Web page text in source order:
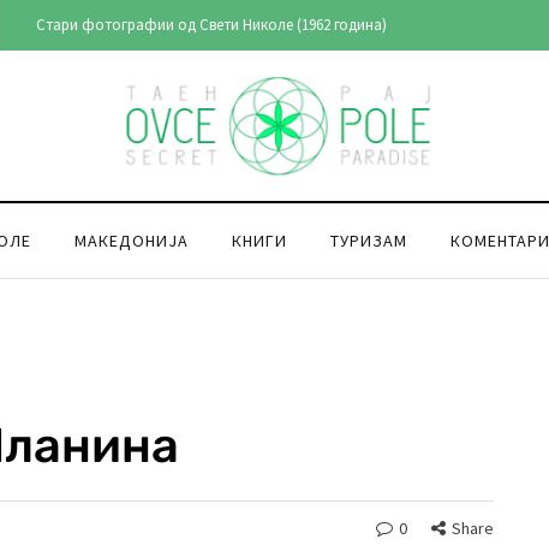
Стари фотографии од Свети Николе (1962 година)
МАКЕДОНИЈА КНИГИ ТУРИЗАМ КОМЕНТАРИ
0 Share